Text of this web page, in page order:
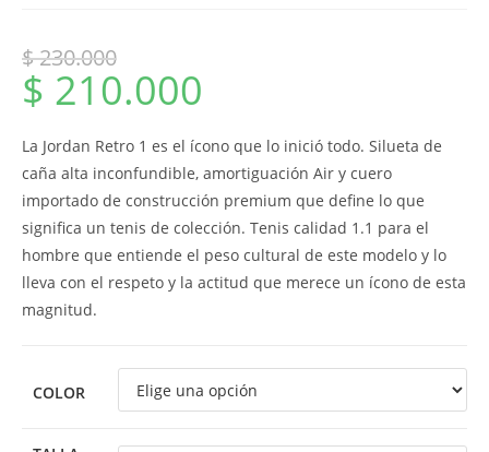
$230.000
$ 210.000
La Jordan Retro 1 es el ícono que lo inició todo. Silueta de
caña alta inconfundible, amortiguación Air y cuero
importado de construcción premium que define lo que
significa un tenis de colección. Tenis calidad 1.1 para el
hombre que entiende el peso cultural de este modelo y lo
lleva con el respeto y la actitud que merece un ícono de esta
magnitud.
COLOR